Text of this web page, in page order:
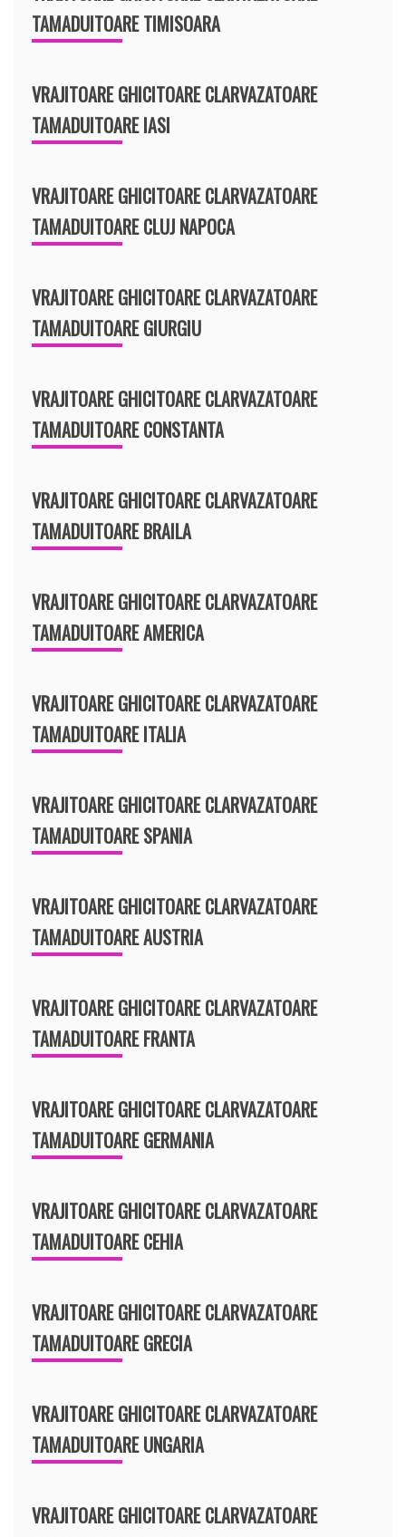
TAMADUITOARE TIMISOARA
VRAJITOARE GHICITOARE CLARVAZATOARE
TAMADUITOARE IASI
VRAJITOARE GHICITOARE CLARVAZATOARE
TAMADUITOARE CLUJ NAPOCA
VRAJITOARE GHICITOARE CLARVAZATOARE
TAMADUITOARE GIURGIU
VRAJITOARE GHICITOARE CLARVAZATOARE
TAMADUITOARE CONSTANTA
VRAJITOARE GHICITOARE CLARVAZATOARE
TAMADUITOARE BRAILA
VRAJITOARE GHICITOARE CLARVAZATOARE
TAMADUITOARE AMERICA
VRAJITOARE GHICITOARE CLARVAZATOARE
TAMADUITOARE ITALIA
VRAJITOARE GHICITOARE CLARVAZATOARE
TAMADUITOARE SPANIA
VRAJITOARE GHICITOARE CLARVAZATOARE
TAMADUITOARE AUSTRIA
VRAJITOARE GHICITOARE CLARVAZATOARE
TAMADUITOARE FRANTA
VRAJITOARE GHICITOARE CLARVAZATOARE
TAMADUITOARE GERMANIA
VRAJITOARE GHICITOARE CLARVAZATOARE
TAMADUITOARE CEHIA
VRAJITOARE GHICITOARE CLARVAZATOARE
TAMADUITOARE GRECIA
VRAJITOARE GHICITOARE CLARVAZATOARE
TAMADUITOARE UNGARIA
VRAJITOARE GHICITOARE CLARVAZATOARE